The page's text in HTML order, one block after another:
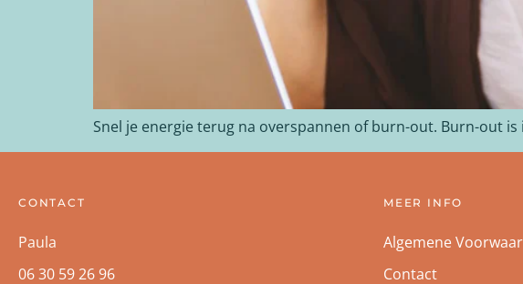
Snel je energie terug na overspannen of burn-out. Burn-out
CONTACT
Paula
06 30 59 26 96
MEER INFO
Algemene
Contact